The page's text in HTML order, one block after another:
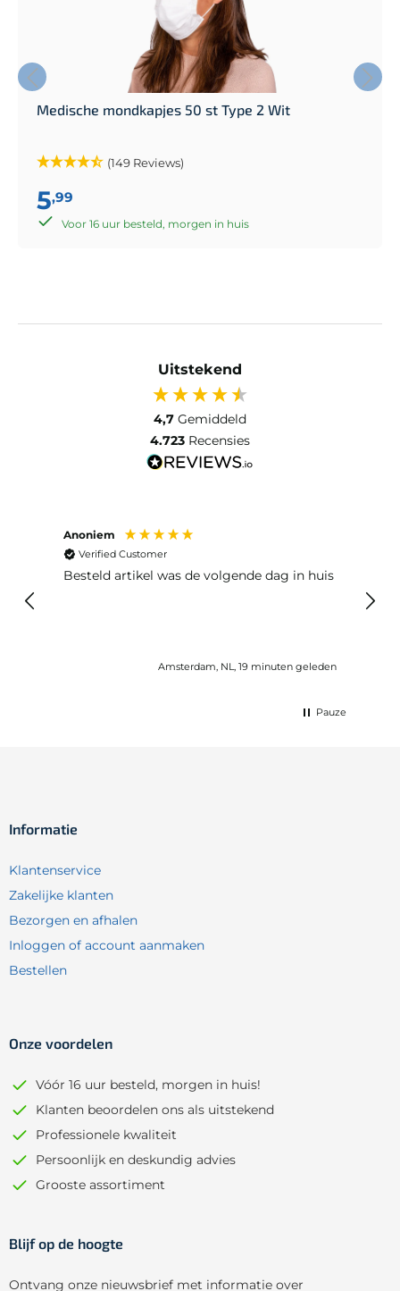
Medische mondkapjes 50 st Type 2 Wit
(149 Reviews)
5,99
Voor 16 uur besteld, morgen in huis
Uitstekend
4,7 Gemiddeld
4.723 Recensies
Anoniem
Verified Customer
Besteld artikel was de volgende dag in huis
Amsterdam, NL, 19 minuten geleden
Pauze
Informatie
Klantenservice
Zakelijke klanten
Bezorgen en afhalen
Inloggen of account aanmaken
Bestellen
Onze voordelen
Vóór 16 uur besteld, morgen in huis!
Klanten beoordelen ons als uitstekend
Professionele kwaliteit
Persoonlijk en deskundig advies
Grooste assortiment
Blijf op de hoogte
Ontvang onze nieuwsbrief met informatie over